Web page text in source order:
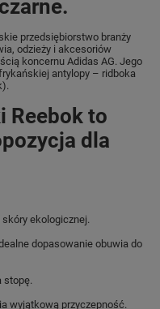
przedsiębiorstwo branży
odzieży i akcesoriów
koncernu Adidas AG. Jego
antylopy – ridboka
Reebok to
dla
ekologicznej.
dopasowanie obuwia do
stopę.
wyjątkową przyczepność.